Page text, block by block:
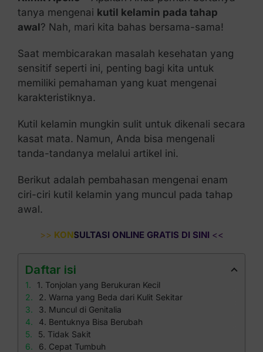
tanya mengenai kutil kelamin pada tahap
awal? Nah, mari kita bahas bersama-sama!
Saat membicarakan masalah kesehatan yang
sensitif seperti ini, penting bagi kita untuk
memiliki pemahaman yang kuat mengenai
karakteristiknya.
Kutil kelamin mungkin sulit untuk dikenali secara
kasat mata. Namun, Anda bisa mengenali
tanda-tandanya melalui artikel ini.
Berikut adalah pembahasan mengenai enam
ciri-ciri kutil kelamin yang muncul pada tahap
awal.
>> KONSULTASI ONLINE GRATIS DI SINI <<
Daftar isi
1. Tonjolan yang Berukuran Kecil
2. Warna yang Beda dari Kulit Sekitar
3. Muncul di Genitalia
4. Bentuknya Bisa Berubah
5. Tidak Sakit
6. Cepat Tumbuh